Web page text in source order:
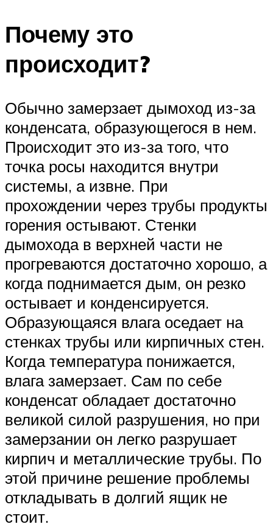
Почему это
происходит?
Обычно замерзает дымоход из-за
конденсата, образующегося в нем.
Происходит это из-за того, что
точка росы находится внутри
системы, а извне. При
прохождении через трубы продукты
горения остывают. Стенки
дымохода в верхней части не
прогреваются достаточно хорошо, а
когда поднимается дым, он резко
остывает и конденсируется.
Образующаяся влага оседает на
стенках трубы или кирпичных стен.
Когда температура понижается,
влага замерзает. Сам по себе
конденсат обладает достаточно
великой силой разрушения, но при
замерзании он легко разрушает
кирпич и металлические трубы. По
этой причине решение проблемы
откладывать в долгий ящик не
стоит.